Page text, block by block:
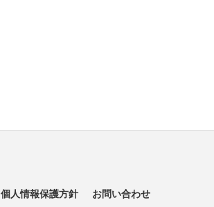
個人情報保護方針 お問い合わせ